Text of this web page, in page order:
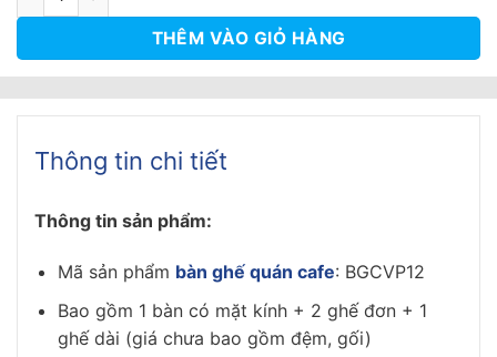
THÊM VÀO GIỎ HÀNG
Thông tin chi tiết
Thông tin sản phẩm:
Mã sản phẩm bàn ghế quán cafe: BGCVP12
Bao gồm 1 bàn có mặt kính + 2 ghế đơn + 1
ghế dài (giá chưa bao gồm đệm, gối)